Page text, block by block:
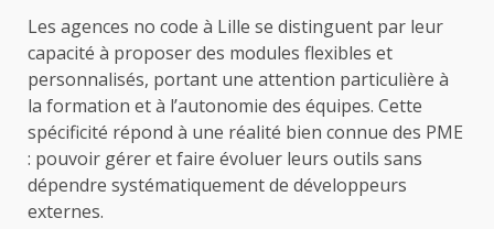
Les agences no code à Lille se distinguent par leur
capacité à proposer des modules flexibles et
personnalisés, portant une attention particulière à
la formation et à l’autonomie des équipes. Cette
spécificité répond à une réalité bien connue des PME
: pouvoir gérer et faire évoluer leurs outils sans
dépendre systématiquement de développeurs
externes.